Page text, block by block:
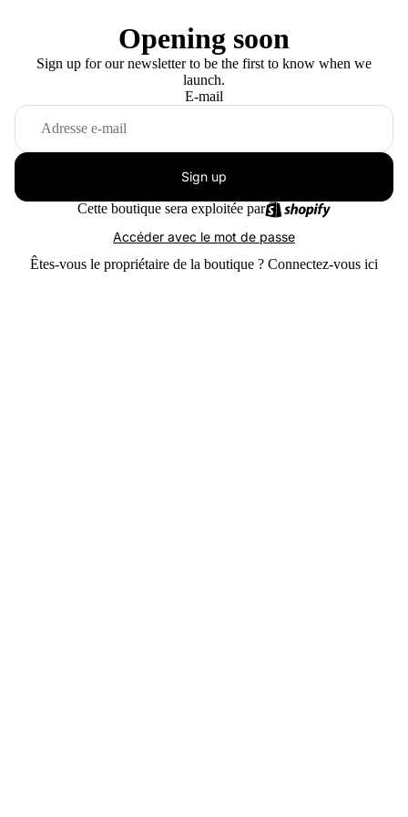
Opening soon
Sign up for our newsletter to be the first to know when we
launch.
E-mail
Sign up
Cette boutique sera exploitée par
Accéder avec le mot de passe
Êtes-vous le propriétaire de la boutique ? Connectez-vous ici